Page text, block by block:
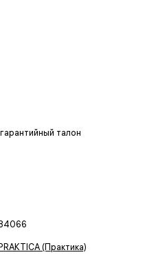
талон
(Практика)